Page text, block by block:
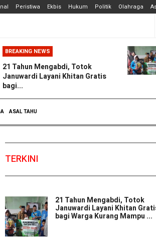
Peristiwa Ekbis Hukum Politik Olahraga
BREAKING NEWS
21 Tahun Mengabdi, Totok
Januwardi Layani Khitan Gratis
bagi...
ASAL TAHU
TERKINI
21 Tahun Mengabdi, Totok
Januwardi Layani Khitan
bagi Warga Kurang Mampu ...